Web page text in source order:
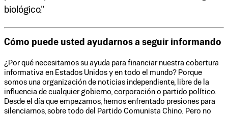
biológico.”
Cómo puede usted ayudarnos a seguir informando
¿Por qué necesitamos su ayuda para financiar nuestra cobertura
informativa en Estados Unidos y en todo el mundo? Porque
somos una organización de noticias independiente, libre de la
influencia de cualquier gobierno, corporación o partido político.
Desde el día que empezamos, hemos enfrentado presiones para
silenciarnos, sobre todo del Partido Comunista Chino. Pero no